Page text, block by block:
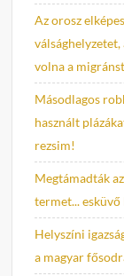
Az orosz
volna a
Másodlagos
használt
rezsim!
Megtámadták
termet... esküvő
Helyszíni
a magyar